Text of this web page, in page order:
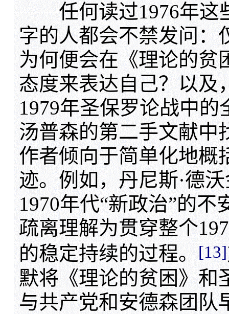
任何读过1976年这
字的人都会不禁发问：
为何便会在《理论的贫
态度来表达自己？以及
1979年圣保罗论战中
汤普森的第二手文献中
作者倾向于简单化地概
迹。例如，丹尼斯·德
1970年代“新政治”的
疏离理解为贯穿整个
的稳定持续的过程。
[13]
默将《理论的贫困》和
与共产党和安德森团队